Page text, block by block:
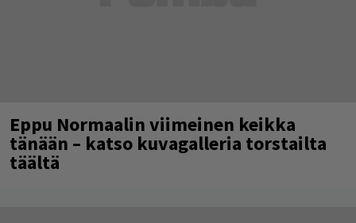
Eppu Normaalin viimeinen keikka
tänään – katso kuvagalleria torstailta
täältä